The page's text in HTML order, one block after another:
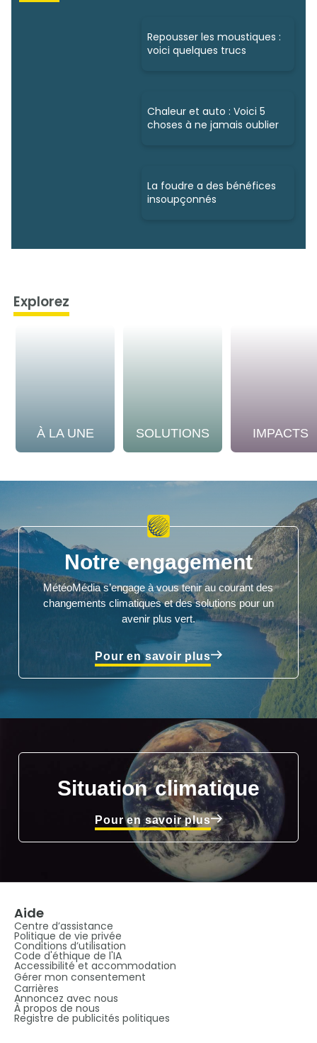
Repousser les moustiques :
voici quelques trucs
Chaleur et auto : Voici 5
choses à ne jamais oublier
La foudre a des bénéfices
insoupçonnés
Explorez
À LA UNE SOLUTIONS IMPACTS
Notre engagement
MétéoMédia s’engage à vous tenir au courant des
changements climatiques et des solutions pour un
avenir plus vert.
Pour en savoir plus
Situation climatique
Pour en savoir plus
Aide
Centre d’assistance
Politique de vie privée
Conditions d’utilisation
Code d'éthique de l'IA
Accessibilité et accommodation
Gérer mon consentement
Carrières
Annoncez avec nous
À propos de nous
Registre de publicités politiques